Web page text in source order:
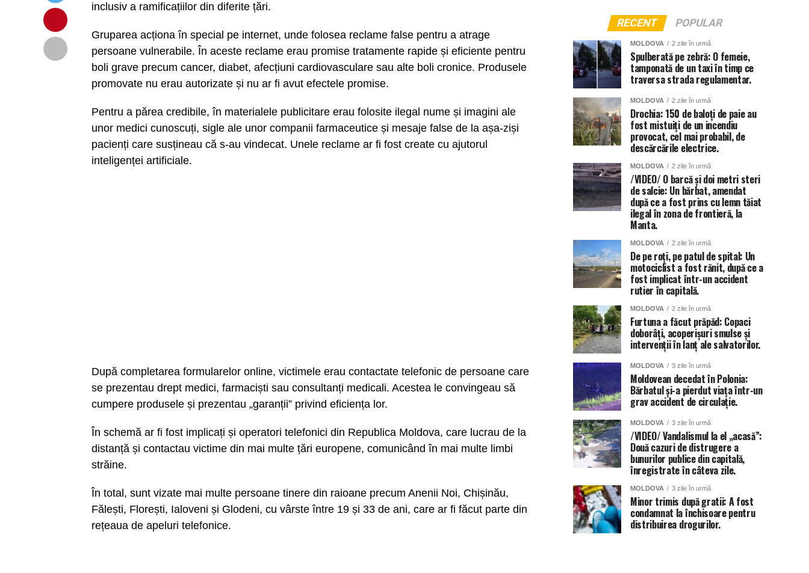
inclusiv a ramificațiilor din diferite țări.
Gruparea acționa în special pe internet, unde folosea reclame false pentru a atrage
persoane vulnerabile. În aceste reclame erau promise tratamente rapide și eficiente pentru
boli grave precum cancer, diabet, afecțiuni cardiovasculare sau alte boli cronice. Produsele
promovate nu erau autorizate și nu ar fi avut efectele promise.
Pentru a părea credibile, în materialele publicitare erau folosite ilegal nume și imagini ale
unor medici cunoscuți, sigle ale unor companii farmaceutice și mesaje false de la așa-ziși
pacienți care susțineau că s-au vindecat. Unele reclame ar fi fost create cu ajutorul
inteligenței artificiale.
După completarea formularelor online, victimele erau contactate telefonic de persoane care
se prezentau drept medici, farmaciști sau consultanți medicali. Acestea le convingeau să
cumpere produsele și prezentau „garanții” privind eficiența lor.
În schemă ar fi fost implicați și operatori telefonici din Republica Moldova, care lucrau de la
distanță și contactau victime din mai multe țări europene, comunicând în mai multe limbi
străine.
În total, sunt vizate mai multe persoane tinere din raioane precum Anenii Noi, Chișinău,
Fălești, Florești, Ialoveni și Glodeni, cu vârste între 19 și 33 de ani, care ar fi făcut parte din
rețeaua de apeluri telefonice.
RECENT POPULAR
MOLDOVA 2 zile în urmă
Spulberată pe zebră: O femeie,
tamponată de un taxi în timp ce
traversa strada regulamentar.
MOLDOVA 2 zile în urmă
Drochia: 150 de baloți de paie au
fost mistuiți de un incendiu
provocat, cel mai probabil, de
descărcările electrice.
MOLDOVA 2 zile în urmă
/VIDEO/ O barcă și doi metri steri
de salcie: Un bărbat, amendat
după ce a fost prins cu lemn tăiat
ilegal în zona de frontieră, la
Manta.
MOLDOVA 2 zile în urmă
De pe roți, pe patul de spital: Un
motociclist a fost rănit, după ce a
fost implicat într-un accident
rutier în capitală.
MOLDOVA 2 zile în urmă
Furtuna a făcut prăpăd: Copaci
doborâți, acoperișuri smulse și
intervenții în lanț ale salvatorilor.
MOLDOVA 3 zile în urmă
Moldovean decedat în Polonia:
Bărbatul și-a pierdut viața într-un
grav accident de circulație.
MOLDOVA 3 zile în urmă
/VIDEO/ Vandalismul la el „acasă”:
Două cazuri de distrugere a
bunurilor publice din capitală,
înregistrate în câteva zile.
MOLDOVA 3 zile în urmă
Minor trimis după gratii: A fost
condamnat la închisoare pentru
distribuirea drogurilor.